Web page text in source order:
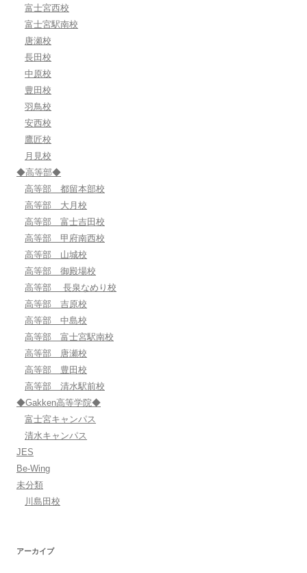
富士宮西校
富士宮駅南校
唐瀬校
長田校
中原校
豊田校
羽鳥校
安西校
鷹匠校
月見校
◆高等部◆
高等部 都留本部校
高等部 大月校
高等部 富士吉田校
高等部 甲府南西校
高等部 山城校
高等部 御殿場校
高等部 長泉なめり校
高等部 吉原校
高等部 中島校
高等部 富士宮駅南校
高等部 唐瀬校
高等部 豊田校
高等部 清水駅前校
◆Gakken高等学院◆
富士宮キャンパス
清水キャンパス
JES
Be-Wing
未分類
川島田校
アーカイブ